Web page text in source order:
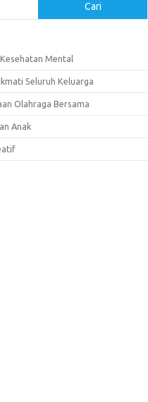
Cari
Mental
Seluruh Keluarga
Olahraga Bersama
Anak